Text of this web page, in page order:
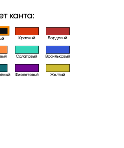
канта:
Красный Бордовый
Салатовый Васильковый
Фиолетовый Желтый